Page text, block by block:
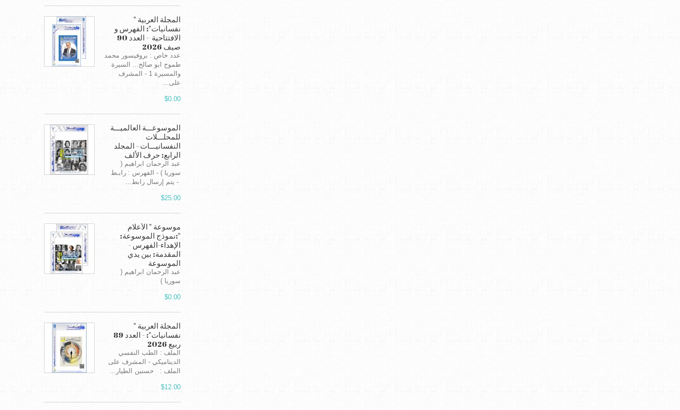
المجلة العربية "
نفسانيات": الفهرس و
صيف 2026
عدد خاص : بروفيسور محمد
طموح ابو صالح... السيرة
والمسيرة 1 - المشرف
على...
$0.00
الموسوعـــة العالميـــة
للمحلـــلات
النفسانيـــات– المجلد
الرابع: حرف الألف
عبد الرحمان ابراهيم (
سوريا ) - الفهرس : رابـط
- يتم إرسال رابط...
$25.00
موسوعة " الأعلام
":نموذج الموسوعة:
الإهداء-الفهرس -
المقدمة: بين يدي
الموسوعة
عبد الرحمان ابراهيم (
سوريا )
$0.00
المجلة العربية "
ربيع 2026
الملف : الطب النفسي
الديناميكي - المشرف على
الملف : حسنين الطيار...
$12.00